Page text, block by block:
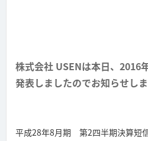
株式会社 USENは本日、2016
発表しましたのでお知らせしま
平成28年8月期 第2四半期決算短信